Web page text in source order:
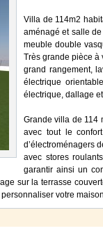
Villa de 114m2
aménagé et salle
meuble double
Très grande pièce à
grand rangement,
électrique
électrique, dallage
Grande villa de 114
avec tout le
d’électroménagers
avec stores
garantir ainsi un
sur la terrasse
votre